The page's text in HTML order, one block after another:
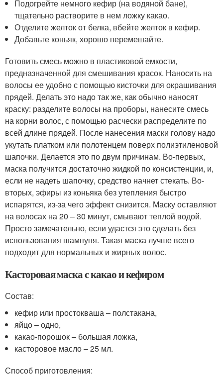
Подогрейте немного кефир (на водяной бане),
тщательно растворите в нем ложку какао.
Отделите желток от белка, вбейте желток в кефир.
Добавьте коньяк, хорошо перемешайте.
Готовить смесь можно в пластиковой емкости,
предназначенной для смешивания красок. Наносить на
волосы ее удобно с помощью кисточки для окрашивания
прядей. Делать это надо так же, как обычно наносят
краску: разделите волосы на проборы, нанесите смесь
на корни волос, с помощью расчески распределите по
всей длине прядей. После нанесения маски голову надо
укутать платком или полотенцем поверх полиэтиленовой
шапочки. Делается это по двум причинам. Во-первых,
маска получится достаточно жидкой по консистенции, и,
если не надеть шапочку, средство начнет стекать. Во-
вторых, эфиры из коньяка без утепления быстро
испарятся, из-за чего эффект снизится. Маску оставляют
на волосах на 20 – 30 минут, смывают теплой водой.
Просто замечательно, если удастся это сделать без
использования шампуня. Такая маска лучше всего
подходит для нормальных и жирных волос.
Касторовая маска с какао и кефиром
Состав:
кефир или простокваша – полстакана,
яйцо – одно,
какао-порошок – большая ложка,
касторовое масло – 25 мл.
Способ приготовления: